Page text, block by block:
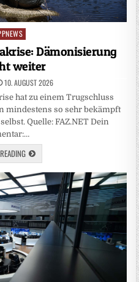
Dämonisierung
weiter
10. AUGUST 2026
hat zu einem Trugschluss
mindestens so sehr bekämpft
Quelle: FAZ.NET Dein